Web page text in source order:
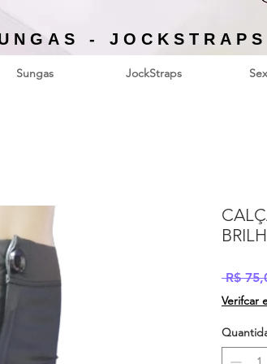
-
Sungas JockStraps
R$
Verifcar